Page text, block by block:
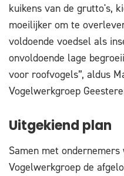
kuikens van de grutto's,
moeilijker om te
voldoende voedsel als
onvoldoende lage
voor roofvogels”, aldus
Vogelwerkgroep
Uitgekiend plan
Samen met
Vogelwerkgroep de